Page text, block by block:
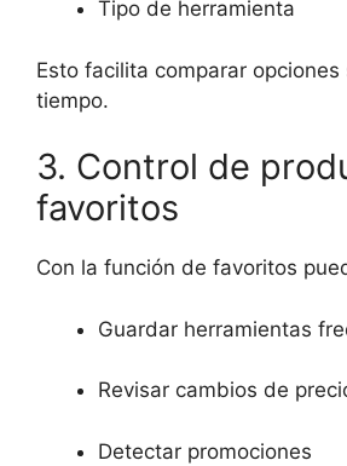
Tipo de herramienta
Esto facilita comparar opciones
tiempo.
3. Control de
favoritos
Con la función de favoritos
Guardar herramientas
Revisar cambios de
Detectar promociones